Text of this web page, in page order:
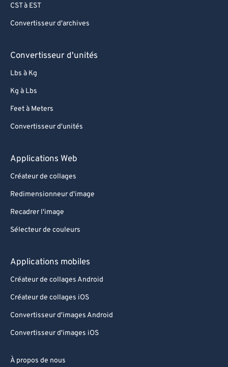
CST à EST
Convertisseur d'archives
Convertisseur d'unités
Lbs à Kg
Kg à Lbs
Feet à Meters
Convertisseur d'unités
Applications Web
Créateur de collages
Redimensionneur d'image
Recadrer l'image
Sélecteur de couleurs
Applications mobiles
Créateur de collages Android
Créateur de collages iOS
Convertisseur d'images Android
Convertisseur d'images iOS
À propos de nous